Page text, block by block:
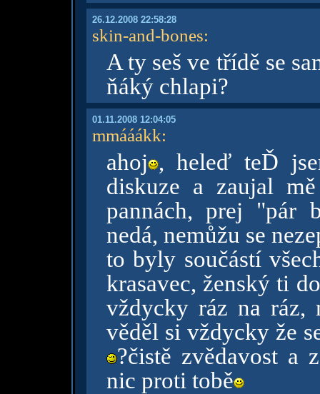
26.12.2008 22:58:28
skin-and-bones:
A ty seš ve třídě se
ňáký chlapi?
01.11.2008 12:04:05
mmááákk:
ahoj , heleď teĎ
diskuze a zaujal
pannách, prej "pár
nedá, nemůžu se
to byly součástí
krasavec, ženský ti
vždycky ráz na ráz,
věděl si vždycky že
?čistě zvědavost a
nic proti tobě